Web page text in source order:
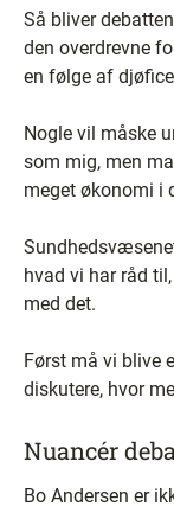
Så bliver
den overdrevne
en følge af
Nogle vil måske
som mig, men
meget økonomi i
hvad vi har råd
med det.
Først må vi blive
diskutere, hvor
Nuancér
Bo Andersen er